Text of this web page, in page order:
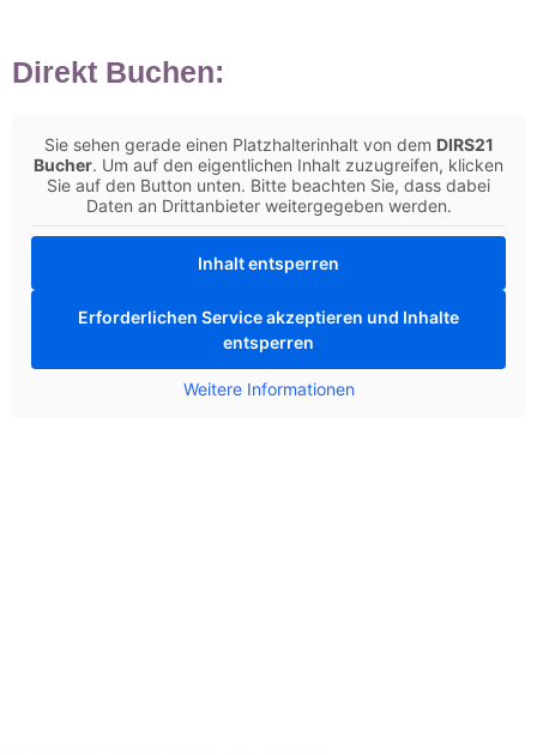
Direkt Buchen:
Sie sehen gerade einen Platzhalterinhalt von dem DIRS21
Bucher. Um auf den eigentlichen Inhalt zuzugreifen, klicken
Sie auf den Button unten. Bitte beachten Sie, dass dabei
Daten an Drittanbieter weitergegeben werden.
Inhalt entsperren
Erforderlichen Service akzeptieren und Inhalte
entsperren
Weitere Informationen